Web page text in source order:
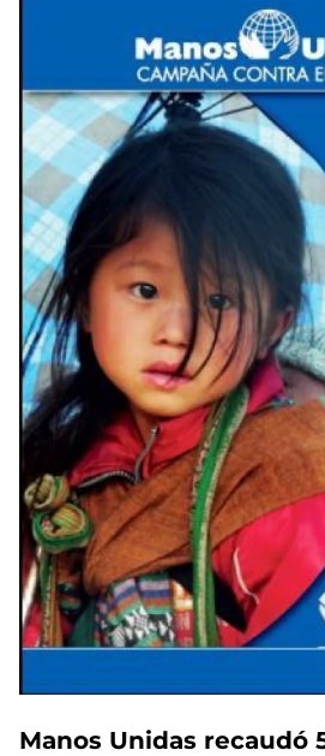
Manos Unidas recaudó